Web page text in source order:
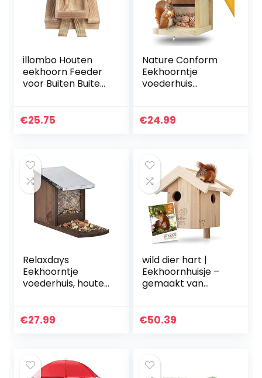
illombo Houten
eekhoorn Feeder
voor Buiten Buiten
Bank Feeders Huis
€25.75
Nature Conform
Eekhoorntje
voederhuis
[verbeterde
€24.99
Relaxdays
Eekhoorntje
voederhuis, houten
metalen dak,
€27.99
wild dier hart |
Eekhoornhuisje –
gemaakt van
weerbestendig,
€50.39